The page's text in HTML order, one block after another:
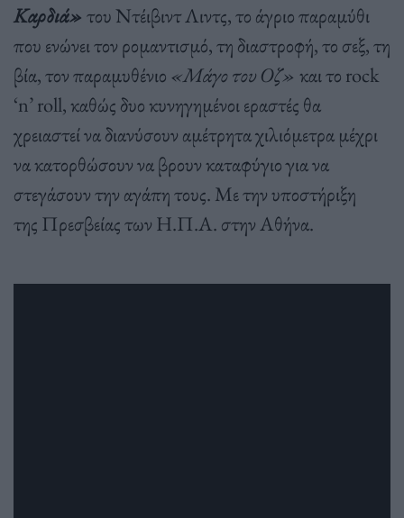
Καρδιά» του Ντέιβιντ Λιντς, το άγριο παραμύθι
που ενώνει τον ρομαντισμό, τη διαστροφή, το σεξ, τη
βία, τον παραμυθένιο «Μάγο του Οζ» και το rock
‘n’ roll, καθώς δυο κυνηγημένοι εραστές θα
χρειαστεί να διανύσουν αμέτρητα χιλιόμετρα μέχρι
να κατορθώσουν να βρουν καταφύγιο για να
στεγάσουν την αγάπη τους. Με την υποστήριξη
της Πρεσβείας των Η.Π.Α. στην Αθήνα.